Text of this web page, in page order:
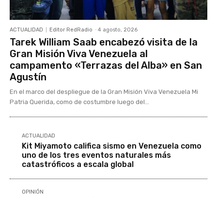
ACTUALIDAD Editor RedRadio - 4 agosto, 2026
Tarek William Saab encabezó visita de la
Gran Misión Viva Venezuela al
campamento «Terrazas del Alba» en San
Agustín
En el marco del despliegue de la Gran Misión Viva Venezuela Mi
Patria Querida, como de costumbre luego del...
ACTUALIDAD
Kit Miyamoto califica sismo en Venezuela como
uno de los tres eventos naturales más
catastróficos a escala global
OPINIÓN